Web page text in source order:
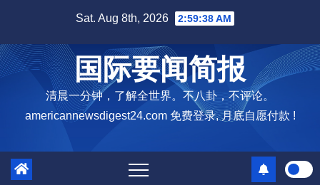
content
Sat. Aug 8th, 2026 2:59:39 AM
国际要闻简报
清晨一分钟，了解全世界。不八卦，不评论。
americannewsdigest24.com 免费登录, 月底自愿付款 !